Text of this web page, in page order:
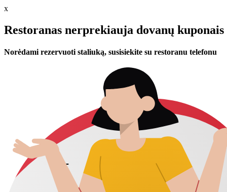
x
Restoranas nerprekiauja dovanų
Norėdami rezervuoti staliuką, susisiekite su restoranu telefonu